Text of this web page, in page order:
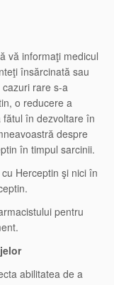
vă informaţi medicul
însărcinată sau
rare s-a
o reducere a
în dezvoltare în
despre
în timpul sarcinii.
Herceptin şi nici în
pentru
abilitatea de a